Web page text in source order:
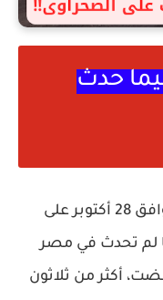
حدث
استيقظت مصر صباح السبت الموافق 28 أكتوبر على
لم تحدث في مصر
أكثر من ثلاثون